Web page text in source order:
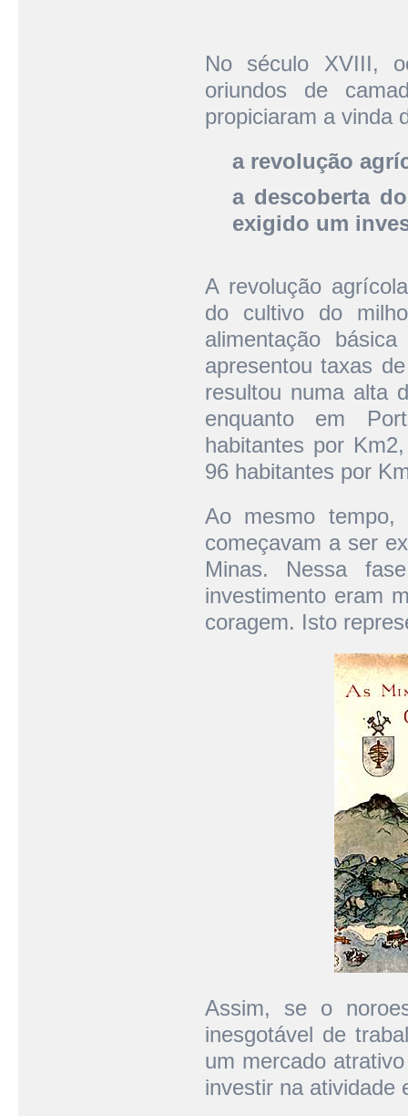
No século XVIII,
oriundos de
propiciaram a vinda
a revolução
a descoberta
exigido um
A revolução
do cultivo do
alimentação
apresentou taxas
resultou numa alta
enquanto em
habitantes por
96 habitantes por
Ao mesmo
começavam a ser
Minas. Nessa
investimento eram
coragem. Isto
Assim, se o
inesgotável de
um mercado
investir na atividade